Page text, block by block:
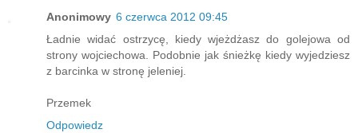
Anonimowy 6 czerwca 2012 09:45
Ładnie widać ostrzycę, kiedy wjeżdżasz do golejowa od
strony wojciechowa. Podobnie jak śnieżkę kiedy wyjedziesz
z barcinka w stronę jeleniej.
Przemek
Odpowiedz